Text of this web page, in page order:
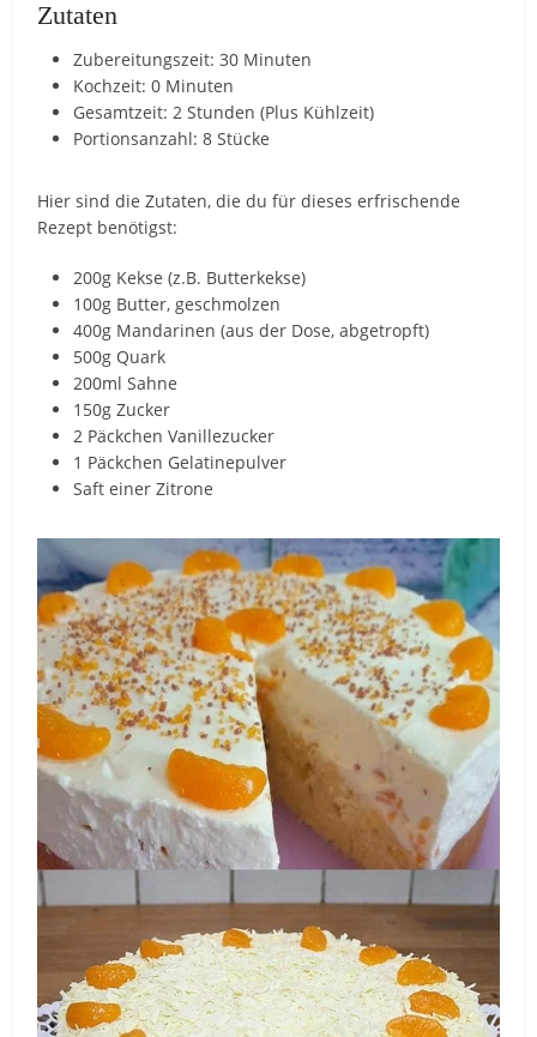
Zutaten
Zubereitungszeit: 30 Minuten
Kochzeit: 0 Minuten
Gesamtzeit: 2 Stunden (Plus Kühlzeit)
Portionsanzahl: 8 Stücke
Hier sind die Zutaten, die du für dieses erfrischende
Rezept benötigst:
200g Kekse (z.B. Butterkekse)
100g Butter, geschmolzen
400g Mandarinen (aus der Dose, abgetropft)
500g Quark
200ml Sahne
150g Zucker
2 Päckchen Vanillezucker
1 Päckchen Gelatinepulver
Saft einer Zitrone